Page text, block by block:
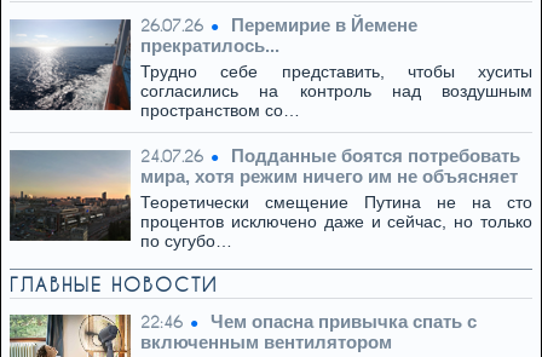
26.07.26
Перемирие в Йемене
прекратилось...
Трудно себе представить, чтобы хуситы
согласились на контроль над воздушным
пространством со…
24.07.26
Подданные боятся потребовать
мира, хотя режим ничего им не объясняет
Теоретически смещение Путина не на сто
процентов исключено даже и сейчас, но только
по сугубо…
ГЛАВНЫЕ НОВОСТИ
22:46
Чем опасна привычка спать с
включенным вентилятором